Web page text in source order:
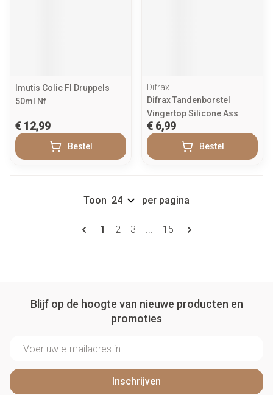
Imutis Colic Fl Druppels
50ml Nf
€ 12,99
Bestel
Difrax
Difrax Tandenborstel
Vingertop Silicone Ass
€ 6,99
Bestel
Pagina's
U lees momenteel pagina
1 Pagina
2 Pagina
3 ... Pagina
15
Toon per pagina
Blijf op de hoogte van nieuwe producten en
promoties
Inschrijven